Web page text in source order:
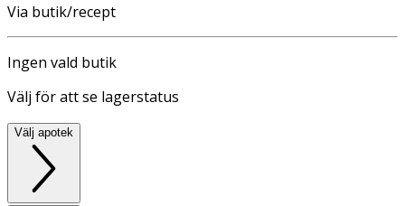
Via butik/recept
Ingen vald butik
Välj för att se lagerstatus
Välj apotek